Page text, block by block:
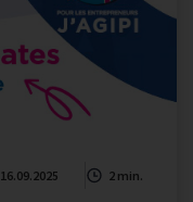
16.09.2025 2 min.